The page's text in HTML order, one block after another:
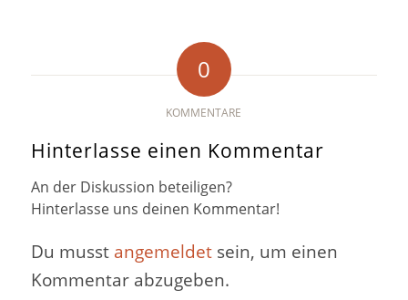
0
KOMMENTARE
Hinterlasse einen Kommentar
An der Diskussion beteiligen?
Hinterlasse uns deinen Kommentar!
Du musst angemeldetsein, um einen
Kommentar abzugeben.